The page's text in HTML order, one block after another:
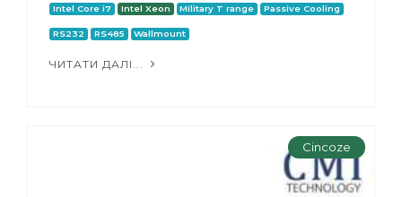
Intel Core i7 Intel Xeon Military T range Passive Cooling
RS232 RS485 Wallmount
ЧИТАТИ ДАЛІ...
Cincoze